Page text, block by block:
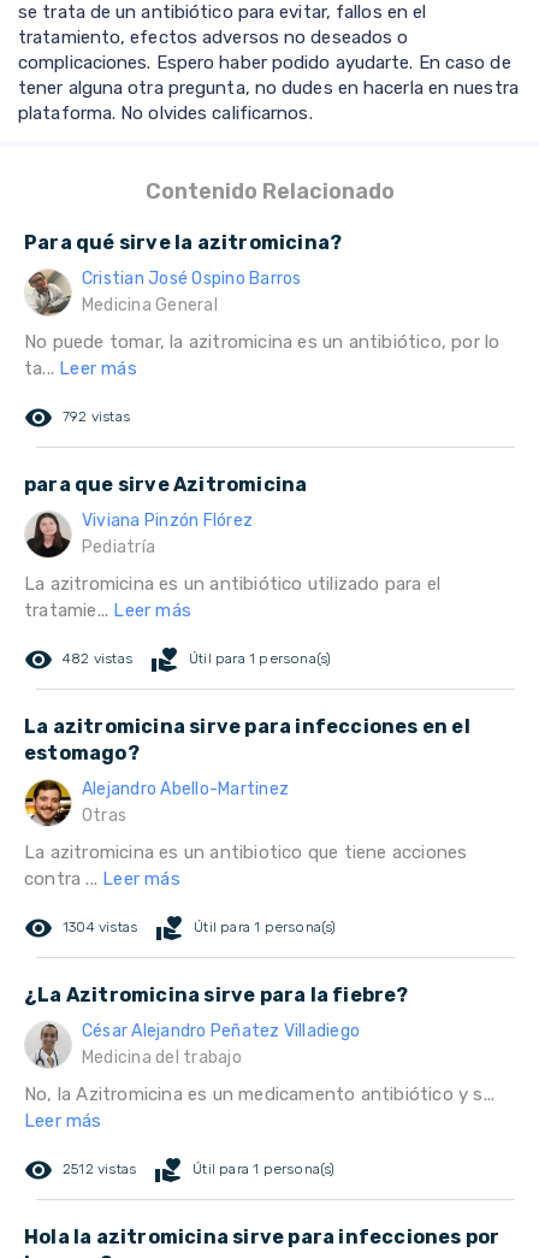
se trata de un antibiótico para evitar, fallos en el
tratamiento, efectos adversos no deseados o
complicaciones. Espero haber podido ayudarte. En caso de
tener alguna otra pregunta, no dudes en hacerla en nuestra
plataforma. No olvides calificarnos.
Contenido Relacionado
Para qué sirve la azitromicina?
Cristian José Ospino Barros
Medicina General
No puede tomar, la azitromicina es un antibiótico, por lo
ta... Leer más
remove_red_eye 792 vistas
para que sirve Azitromicina
Viviana Pinzón Flórez
Pediatría
La azitromicina es un antibiótico utilizado para el
tratamie... Leer más
remove_red_eye 482 vistas volunteer_activism Útil para 1 persona(s)
La azitromicina sirve para infecciones en el
estomago?
Alejandro Abello-Martinez
Otras
La azitromicina es un antibiotico que tiene acciones
contra ... Leer más
remove_red_eye 1304 vistas volunteer_activism Útil para 1 persona(s)
¿La Azitromicina sirve para la fiebre?
César Alejandro Peñatez Villadiego
Medicina del trabajo
No, la Azitromicina es un medicamento antibiótico y s...
Leer más
remove_red_eye 2512 vistas volunteer_activism Útil para 1 persona(s)
Hola la azitromicina sirve para infecciones por